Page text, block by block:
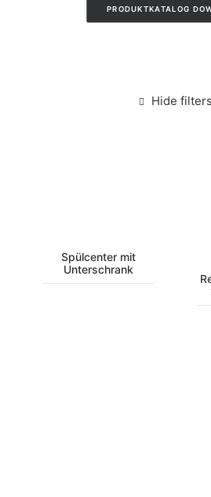
PRODUKTKATALOG
Hide filters
Spülcenter mit
Unterschrank